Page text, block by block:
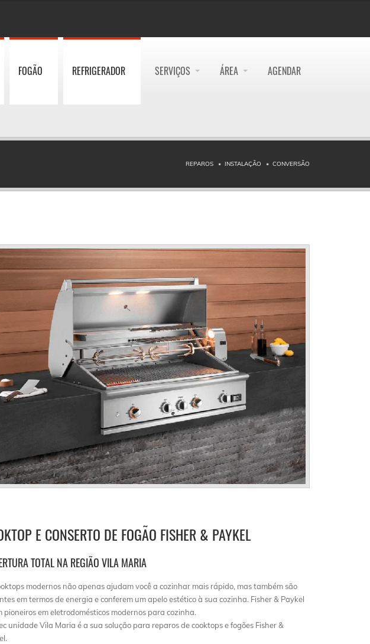
FOGÃO REFRIGERADOR SERVIÇOS ÁREA AGENDAR
REPAROS INSTALAÇÃO CONVERSÃO
E CONSERTO DE FOGÃO FISHER & PAYKEL
TOTAL NA REGIÃO VILA MARIA
modernos não apenas ajudam você a cozinhar mais rápido, mas também são
em termos de energia e conferem um apelo estético à sua cozinha. Fisher & Paykel
pioneiros em eletrodomésticos modernos para cozinha.
unidade Vila Maria é a sua solução para reparos de cooktops e fogões Fisher &